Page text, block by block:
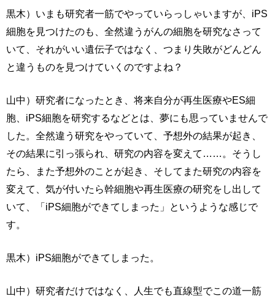
黒木）いまも研究者一筋でやっていらっしゃいますが、iPS
細胞を見つけたのも、全然違うがんの細胞を研究なさって
いて、それがいい遺伝子ではなく、つまり失敗がどんどん
と違うものを見つけていくのですよね？
山中）研究者になったとき、将来自分が再生医療やES細
胞、iPS細胞を研究するなどとは、夢にも思っていませんで
した。全然違う研究をやっていて、予想外の結果が起き、
その結果に引っ張られ、研究の内容を変えて……。そうし
たら、また予想外のことが起き、そしてまた研究の内容を
変えて、気が付いたら幹細胞や再生医療の研究をし出して
いて、「iPS細胞ができてしまった」というような感じで
す。
黒木）iPS細胞ができてしまった。
山中）研究者だけではなく、人生でも直線型でこの道一筋